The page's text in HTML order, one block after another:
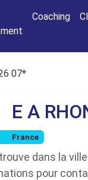
Coaching
07*
E A
France
trouve dans la
pour